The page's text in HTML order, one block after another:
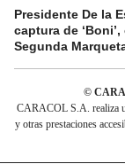
Presidente De la
captura de
Segunda
©
CARACOL S.A. realiza
y otras prestaciones